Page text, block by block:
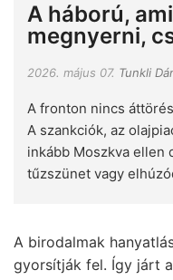
A háború,
megnyerni,
2026. május 07. Tunkli
A fronton nincs
A szankciók, az
inkább Moszkva ellen
tűzszünet vagy
A birodalmak
gyorsítják fel. Így járt